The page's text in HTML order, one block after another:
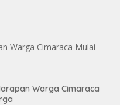
Warga Cimaraca